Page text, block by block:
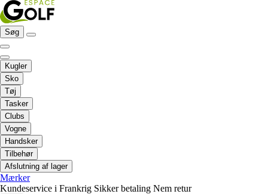
Søg
Kugler
Sko
Tøj
Tasker
Clubs
Vogne
Handsker
Tilbehør
Afslutning af lager
Mærker
Kundeservice i Frankrig Sikker betaling Nem retur